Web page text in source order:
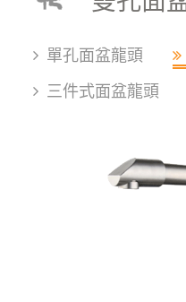
單孔面盆龍頭
三件式面盆龍頭